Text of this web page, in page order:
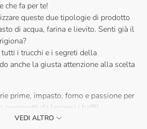
che fa per te!
queste due tipologie di prodotto
di acqua, farina e lievito. Senti già il
i trucchi e i segreti della
anche la giusta attenzione alla scelta
prime, impasto, forno e passione per
panzerotti da leccarsi i baffi!
VEDI ALTRO